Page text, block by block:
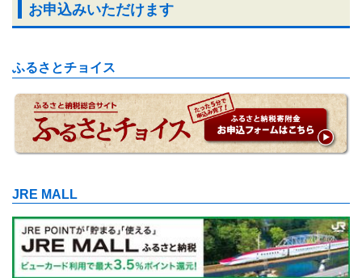
お申込みいただけます
ふるさとチョイス
JRE MALL